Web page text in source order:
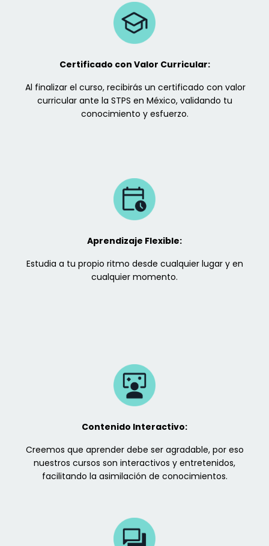
Certificado con Valor Curricular:
Al finalizar el curso, recibirás un certificado con valor
curricular ante la STPS en México, validando tu
conocimiento y esfuerzo.
Aprendizaje Flexible:
Estudia a tu propio ritmo desde cualquier lugar y en
cualquier momento.
Contenido Interactivo:
Creemos que aprender debe ser agradable, por eso
nuestros cursos son interactivos y entretenidos,
facilitando la asimilación de conocimientos.